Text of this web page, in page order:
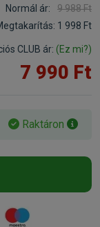
Normál ár:
9 988 Ft
1 998 Ft
CLUB ár: (Ez mi?)
7 990 Ft
Raktáron